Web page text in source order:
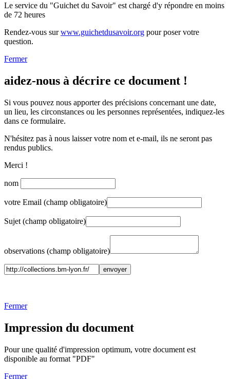
Le service du "Guichet du Savoir" est chargé d'y répondre en moins
de 72 heures
Rendez-vous surwww.guichetdusavoir.org pour poser votre
question.
Fermer
aidez-nous à décrire ce document !
Si vous pouvez nous apporter des précisions concernant une date,
un lieu, les circonstances ou les personnes représentées, indiquez-les
dans ce formulaire.
N'hésitez pas à nous laisser votre nom et e-mail, ils ne seront pas
rendus publics.
Merci !
nom
votre Email (champ obligatoire)
Sujet (champ obligatoire)
observations (champ obligatoire)
Fermer
Impression du document
Pour une qualité d'impression optimum, votre document est
disponible au format "PDF"
Fermer